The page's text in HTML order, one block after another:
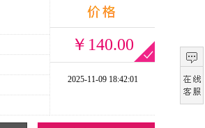
￥140.00
2025-11-09 18:42:01